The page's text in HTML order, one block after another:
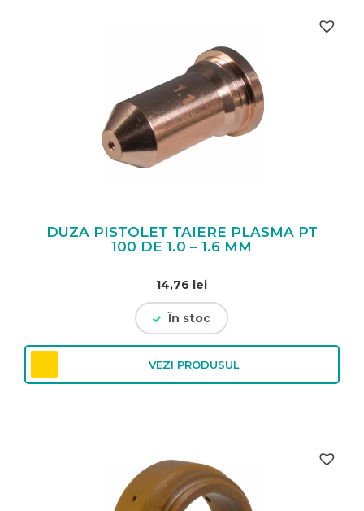
DUZA PISTOLET TAIERE PLASMA PT
100 DE 1.0 – 1.6 MM
14,76 lei
În stoc
VEZI PRODUSUL